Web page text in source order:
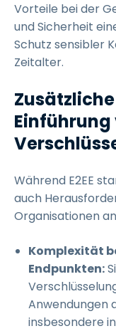
Vorteile bei der
und Sicherheit
Schutz sensibler
Zeitalter.
Während E2EE
auch
Organisationen
Komplexität
Endpunkten:
Anwendungen
insbesondere